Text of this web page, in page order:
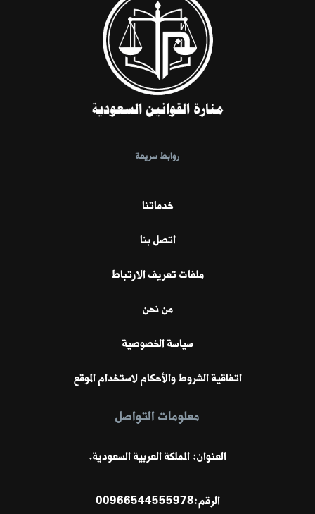
روابط سريعة
خدماتنا
اتصل بنا
ملفات تعريف الارتباط
من نحن
سياسة الخصوصية
اتفاقية الشروط والأحكام لاستخدام الموقع
معلومات التواصل
العنوان: المملكة العربية السعودية.
الرقم:00966544555978